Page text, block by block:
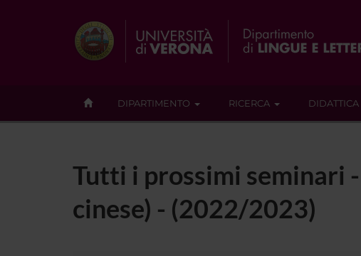
DIPARTIMENTO RICERCA DIDATTICA
Tutti i prossimi seminari
cinese) - (2022/2023)